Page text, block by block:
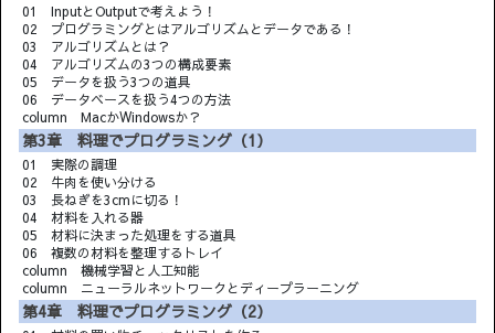
01 InputとOutputで考えよう！
02 プログラミングとはアルゴリズムとデータである！
03 アルゴリズムとは？
04 アルゴリズムの3つの構成要素
05 データを扱う3つの道具
06 データベースを扱う4つの方法
column MacかWindowsか？
第3章 料理でプログラミング（1）
01 実際の調理
02 牛肉を使い分ける
03 長ねぎを3cmに切る！
04 材料を入れる器
05 材料に決まった処理をする道具
06 複数の材料を整理するトレイ
column 機械学習と人工知能
column ニューラルネットワークとディープラーニング
第4章 料理でプログラミング（2）